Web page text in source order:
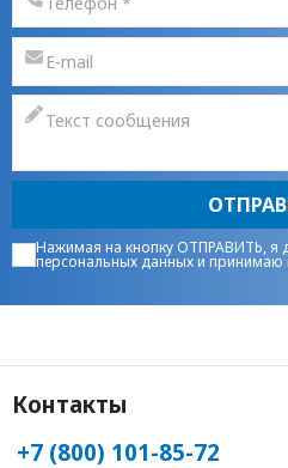
Нажимая на кнопку ОТПРАВИТЬ, я
персональных данныхи принимаю
Контакты
+7 (800) 101-85-72